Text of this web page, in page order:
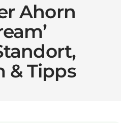
Ahorn
& Tipps